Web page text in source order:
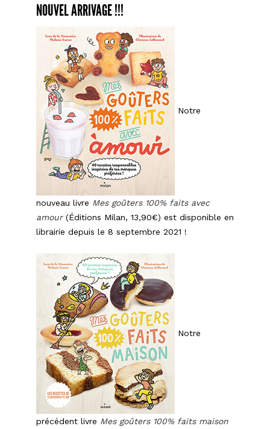
NOUVEL ARRIVAGE !!!
Notre
nouveau livre Mes goûters 100% faits avec
amour(Éditions Milan, 13,90€) est disponible en
librairie depuis le 8 septembre 2021 !
Notre
précédent livre Mes goûters 100% faits maison